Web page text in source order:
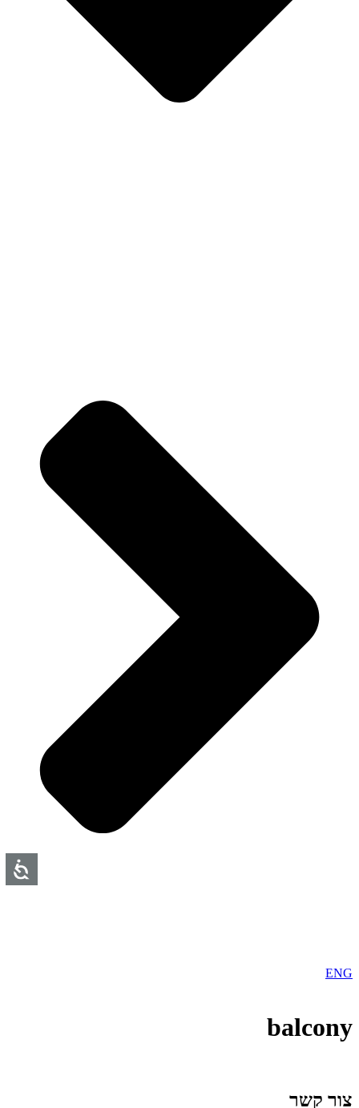
ENG
balcony
צור קשר